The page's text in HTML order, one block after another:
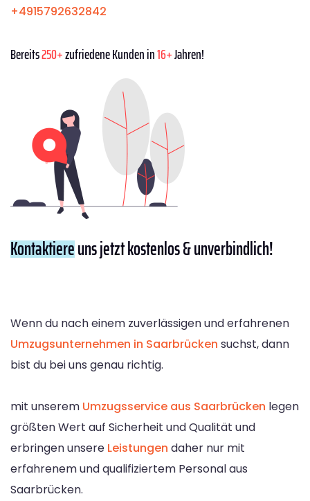
+4915792632842
Bereits250+zufriedene Kunden in16+Jahren!
Kontaktiereuns jetzt kostenlos & unverbindlich!
Wenn du nach einem zuverlässigen und erfahrenen
Umzugsunternehmen in Saarbrücken suchst, dann
bist du bei uns genau richtig.
mit unserem Umzugsservice aus Saarbrücken legen
größten Wert auf Sicherheit und Qualität und
erbringen unsere Leistungen daher nur mit
erfahrenem und qualifiziertem Personal aus
Saarbrücken.